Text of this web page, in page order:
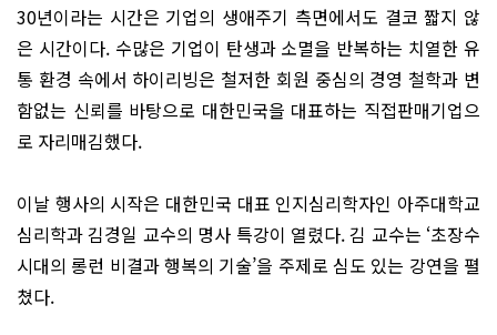
30년이라는 시간은 기업의 생애주기 측면에서도 결코 짧지 않
은 시간이다. 수많은 기업이 탄생과 소멸을 반복하는 치열한 유
통 환경 속에서 하이리빙은 철저한 회원 중심의 경영 철학과 변
함없는 신뢰를 바탕으로 대한민국을 대표하는 직접판매기업으
로 자리매김했다.
이날 행사의 시작은 대한민국 대표 인지심리학자인 아주대학교
심리학과 김경일 교수의 명사 특강이 열렸다. 김 교수는 ‘초장수
시대의 롱런 비결과 행복의 기술’을 주제로 심도 있는 강연을 펼
쳤다.